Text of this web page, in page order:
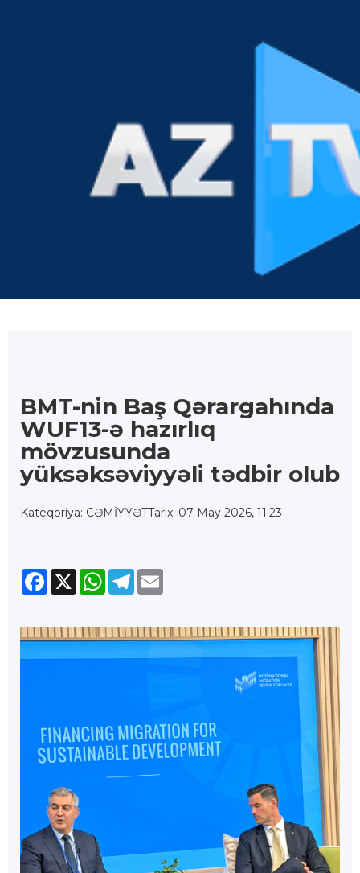
BMT-nin Baş Qərargahında
WUF13-ə hazırlıq
mövzusunda
yüksəksəviyyəli tədbir olub
Kateqoriya: CƏMİYYƏTTarix: 07 May 2026, 11:23
Facebook
X WhatsApp
Telegram